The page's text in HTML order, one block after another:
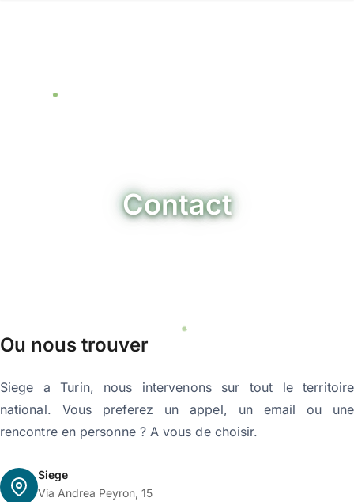
Contact
Ou nous trouver
Siege a Turin, nous intervenons sur tout le territoire
national. Vous preferez un appel, un email ou une
rencontre en personne ? A vous de choisir.
Siege
Via Andrea Peyron, 15